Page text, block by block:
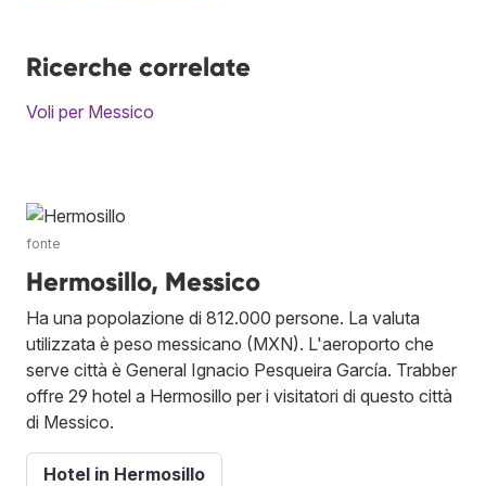
Ricerche correlate
Voli per Messico
fonte
Hermosillo, Messico
Ha una popolazione di 812.000 persone. La valuta
utilizzata è peso messicano (MXN). L'aeroporto che
serve città è General Ignacio Pesqueira García. Trabber
offre 29 hotel a Hermosillo per i visitatori di questo città
di Messico.
Hotel in Hermosillo